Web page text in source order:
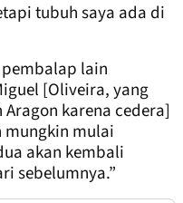
tubuh saya ada di
lain
[Oliveira, yang
karena cedera]
mungkin mulai
akan kembali
sebelumnya.”